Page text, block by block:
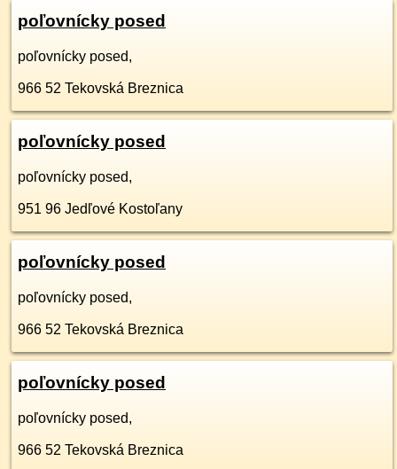
poľovnícky posed
poľovnícky posed,
966 52 Tekovská Breznica
poľovnícky posed
poľovnícky posed,
951 96 Jedľové Kostoľany
poľovnícky posed
poľovnícky posed,
966 52 Tekovská Breznica
poľovnícky posed
poľovnícky posed,
966 52 Tekovská Breznica